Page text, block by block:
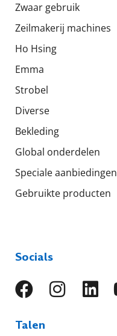
Zwaar gebruik
Zeilmakerij machines
Ho Hsing
Emma
Strobel
Diverse
Bekleding
Global onderdelen
Speciale aanbiedingen
Gebruikte producten
Socials
Talen